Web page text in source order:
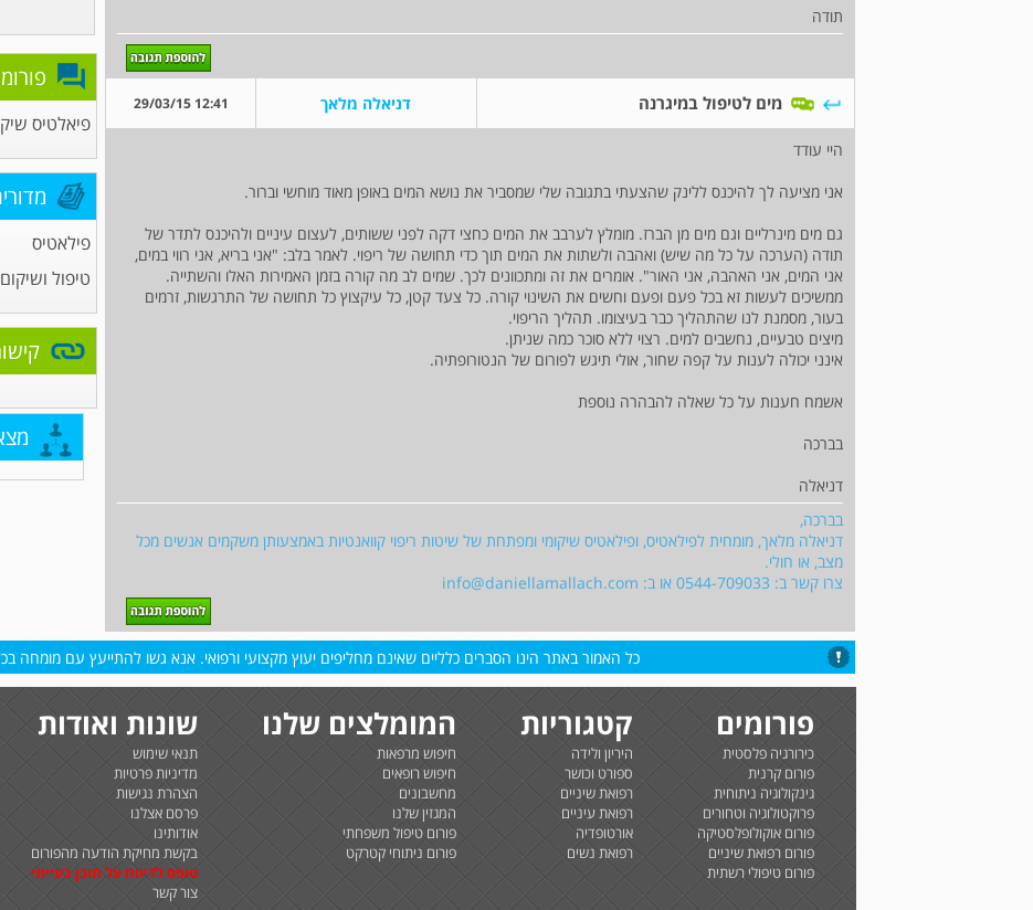
תודה
מים לטיפול במיגרנה דניאלה מלאך 12:41 29/03/15
היי עודד
אני מציעה לך להיכנס ללינק שהצעתי בתגובה שלי שמסביר את נושא המים באופן מאוד מוחשי וברור.
גם מים מינרליים וגם מים מן הברז. מומלץ לערבב את המים כחצי דקה לפני ששותים, לעצום עיניים ולהיכנס לתדר של
תודה (הערכה על כל מה שיש) ואהבה ולשתות את המים תוך כדי תחושה של ריפוי. לאמר בלב: "אני בריא, אני רווי במים,
אני המים, אני האהבה, אני האור". אומרים את זה ומתכוונים לכך. שמים לב מה קורה בזמן האמירות האלו והשתייה.
ממשיכים לעשות זא בכל פעם ופעם וחשים את השינוי קורה. כל צעד קטן, כל עיקצוץ כל תחושה של התרגשות, זרמים
בעור, מסמנת לנו שהתהליך כבר בעיצומו. תהליך הריפוי.
מיצים טבעיים, נחשבים למים. רצוי ללא סוכר כמה שניתן.
אינני יכולה לענות על קפה שחור, אולי תיגש לפורום של הנטורופתיה.
אשמח חענות על כל שאלה להבהרה נוספת
בברכה
דניאלה
בברכה,
דניאלה מלאך, מומחית לפילאטיס, ופילאטיס שיקומי ומפתחת של שיטות ריפוי קוואנטיות באמצעותן משקמים אנשים מכל
מצב, או חולי.
צרו קשר ב: 0544-709033 או ב:
info@daniellamallach.com
פיאלטיס
פילאטיס
טיפול
כל האמור באתר הינו הסברים כלליים שאינם מחליפים יעוץ מקצועי ורפואי. אנא גשו להתייעץ עם מומחה
פורומים
כירורגיה פלסטית
פורום קרנית
גינקולוגיה ניתוחית
פרוקטולוגיה וטחורים
פורום אוקולופלסטיקה
פורום רפואת שיניים
פורום טיפולי רשתית
קטגוריות
היריון ולידה
ספורט וכושר
רפואת שיניים
רפואת עיניים
אורטופדיה
רפואת נשים
המומלצים שלנו
חיפוש מרפאות
חיפוש רופאים
מחשבונים
המגזין שלנו
פורום טיפול משפחתי
פורום ניתוחי קטרקט
שונות ואודות
תנאי שימוש
מדיניות פרטיות
הצהרת נגישות
פרסם אצלנו
אודותינו
בקשת מחיקת הודעה מהפורום
טופס לדיווח על תוכן בעייתי
צור קשר